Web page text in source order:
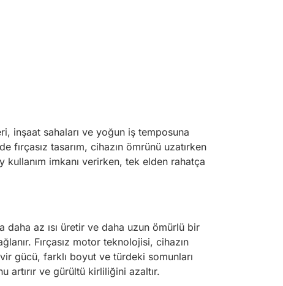
inşaat sahaları ve yoğun iş temposuna
tasarım, cihazın ömrünü uzatırken
kullanım imkanı verirken, tek elden rahatça
az ısı üretir ve daha uzun ömürlü bir
Fırçasız motor teknolojisi, cihazın
gücü, farklı boyut ve türdeki somunları
artırır ve gürültü kirliliğini azaltır.